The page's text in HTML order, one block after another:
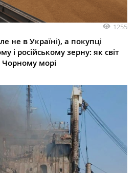
1255
не в Україні), а покупці
і російському зерну: як світ
Чорному морі